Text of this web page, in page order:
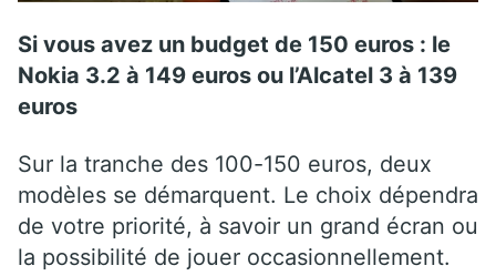
Si vous avez un budget de 150 euros : le
Nokia 3.2 à 149 euros ou l’Alcatel 3 à 139
euros
Sur la tranche des 100-150 euros, deux
modèles se démarquent. Le choix dépendra
de votre priorité, à savoir un grand écran ou
la possibilité de jouer occasionnellement.